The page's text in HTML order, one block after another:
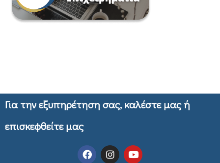
Για την εξυπηρέτηση σας, καλέστε μας ή
επισκεφθείτε μας